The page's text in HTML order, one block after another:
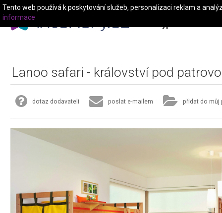
Typ místnosti
Lanoo safari - království pod
dotaz dodavateli poslat e-mailem přidat do můj
Tento web používá k poskytování služeb, personalizaci reklam a
informace